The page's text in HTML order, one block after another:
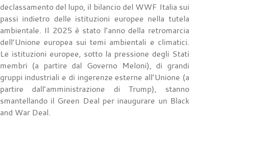
declassamento del lupo, il bilancio del WWF Italia sui
passi indietro delle istituzioni europee nella tutela
ambientale. Il 2025 è stato l’anno della retromarcia
dell’Unione europea sui temi ambientali e climatici.
Le istituzioni europee, sotto la pressione degli Stati
membri (a partire dal Governo Meloni), di grandi
gruppi industriali e di ingerenze esterne all’Unione (a
partire dall’amministrazione di Trump), stanno
smantellando il Green Deal per inaugurare un Black
and War Deal.